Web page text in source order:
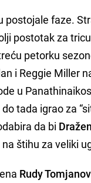
postojale faze.
postotak za
petorku
i Reggie Miller
u
tada igrao za
da bi
štihu za veliki
Rudy